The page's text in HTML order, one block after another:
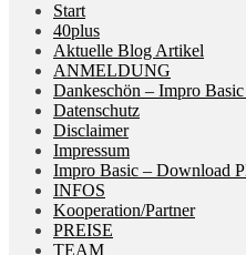
Start
40plus
Aktuelle Blog Artikel
ANMELDUNG
Dankeschön – Impro
Datenschutz
Disclaimer
Impressum
Impro Basic – Download
INFOS
Kooperation/Partner
PREISE
TEAM